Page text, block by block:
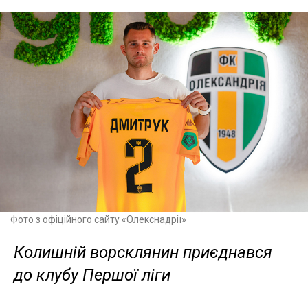
Фото з офіційного сайту «Олекснадрії»
Колишній ворсклянин приєднався
до клубу Першої ліги